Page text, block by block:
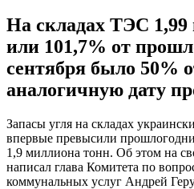
На складах ТЭС 1,99
или 101,7% от
сентября было 50%
аналогичную дату
Запасы угля на складах
впервые превысили
1,9 миллиона тонн. Об этом на
написал глава Комитета по
коммунальных услуг Андрей